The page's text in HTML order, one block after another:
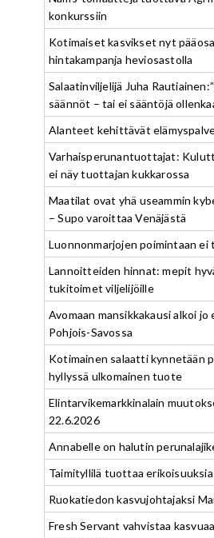
konkurssiin
Kotimaiset kasvikset nyt
hintakampanja heviosastolla
Salaatinviljelijä Juha
säännöt – tai ei sääntöjä
Alanteet kehittävät
Varhaisperunantuottajat:
ei näy tuottajan kukkarossa
Maatilat ovat yhä useammin
– Supo varoittaa Venäjästä
Luonnonmarjojen poimintaan ei
Lannoitteiden hinnat: mepit
tukitoimet viljelijöille
Avomaan mansikkakausi alkoi
Pohjois-Savossa
Kotimainen salaatti kynnetään
hyllyssä ulkomainen tuote
Elintarvikemarkkinalain
22.6.2026
Annabelle on halutin
Taimityllilä tuottaa erikoisuuksia
Ruokatiedon kasvujohtajaksi
Fresh Servant vahvistaa